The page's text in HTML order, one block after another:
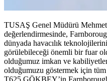
TUSAŞ Genel Müdürü
değerlendirmesinde,
dünyada havacılık
görülebileceği önemli bir fuar
olduğumuz imkan ve
olduğumuzu göstermek için